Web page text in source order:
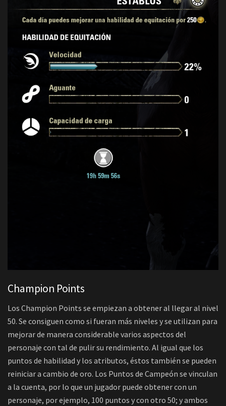
Champion Points
Los Champion Points se empiezan a obtener al llegar al nivel
50. Se consiguen como si fueran más niveles y se utilizan para
mejorar de manera considerable varios aspectos del
personaje con tal de pulir su rendimiento. Al igual que los
puntos de habilidad y los atributos, éstos también se pueden
reiniciar a cambio de oro. Los Puntos de Campeón se vinculan
a la cuenta, por lo que un jugador puede obtener con un
personaje, por ejemplo, 100 puntos y con otro 50; y ambos